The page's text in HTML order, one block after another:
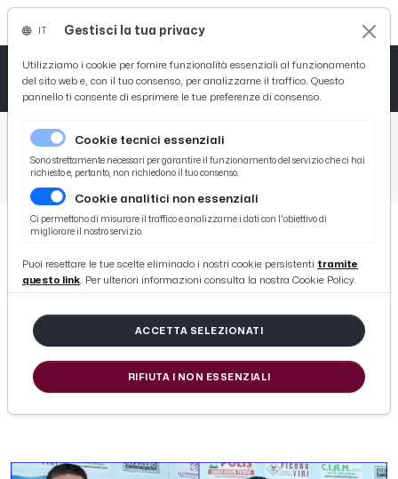
/ Picenotime
/ Monticelli Calcio
Monticeli Calcio, continua la campagna di rafforzamento. Ingaggiati Nicola e Lorenzo Neri
Monticeli Calcio, continua la
campagna di rafforzamento.
Ingaggiati Nicola e Lorenzo Neri
di Redazione Picenotime
Gestisci la tua privacy
Utilizziamo i cookie per fornire funzionalità essenziali al funzionamento
del sito web e, con il tuo consenso, per analizzarne il traffico. Questo
pannello ti consente di esprimere le tue preferenze di consenso.
Cookie tecnici essenziali
Sono strettamente necessari per garantire il funzionamento del servizio che ci hai
richiesto e, pertanto, non richiedono il tuo consenso.
Cookie analitici non essenziali
Ci permettono di misurare il traffico e analizzarne i dati con l'obiettivo di
migliorare il nostro servizio.
Puoi resettare le tue scelte eliminado i nostri cookie persistenti tramite
questo link. Per ulteriori informazioni consulta la nostra Cookie Policy.
ACCETTA SELEZIONATI
RIFIUTA I NON ESSENZIALI
Tutto News
Tutto Sport
Basket
Ciclismo
Tutto Curiosità